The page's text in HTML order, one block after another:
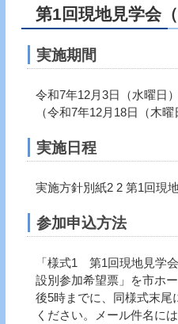
第1回現地見学会（
実施期間
令和7年12月3日（水曜日
（令和7年12月18日（木
実施日程
実施方針別紙2 2 第1回現
参加申込方法
「様式1 第1回現地見学
設別参加希望票」を市ホ
後5時までに、同様式末尾
ください。メール件名に